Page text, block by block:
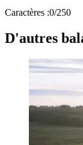
Caractères :0/250
D'autres